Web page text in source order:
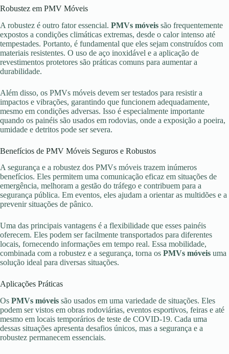
Robustez em PMV Móveis
A robustez é outro fator essencial. PMVs móveis são frequentemente
expostos a condições climáticas extremas, desde o calor intenso até
tempestades. Portanto, é fundamental que eles sejam construídos com
materiais resistentes. O uso de aço inoxidável e a aplicação de
revestimentos protetores são práticas comuns para aumentar a
durabilidade.
Além disso, os PMVs móveis devem ser testados para resistir a
impactos e vibrações, garantindo que funcionem adequadamente,
mesmo em condições adversas. Isso é especialmente importante
quando os painéis são usados em rodovias, onde a exposição a poeira,
umidade e detritos pode ser severa.
Benefícios de PMV Móveis Seguros e Robustos
A segurança e a robustez dos PMVs móveis trazem inúmeros
benefícios. Eles permitem uma comunicação eficaz em situações de
emergência, melhoram a gestão do tráfego e contribuem para a
segurança pública. Em eventos, eles ajudam a orientar as multidões e a
prevenir situações de pânico.
Uma das principais vantagens é a flexibilidade que esses painéis
oferecem. Eles podem ser facilmente transportados para diferentes
locais, fornecendo informações em tempo real. Essa mobilidade,
combinada com a robustez e a segurança, torna os PMVs móveis uma
solução ideal para diversas situações.
Aplicações Práticas
Os PMVs móveis são usados em uma variedade de situações. Eles
podem ser vistos em obras rodoviárias, eventos esportivos, feiras e até
mesmo em locais temporários de teste de COVID-19. Cada uma
dessas situações apresenta desafios únicos, mas a segurança e a
robustez permanecem essenciais.